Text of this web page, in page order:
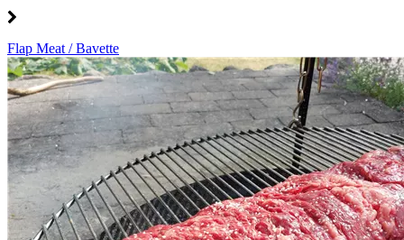
Flap Meat / Bavette